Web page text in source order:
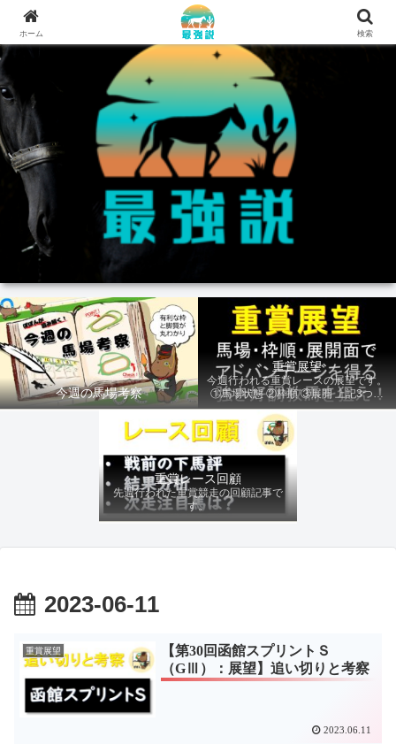
今週の馬場考察
重賞展望
今週行われる重賞レースの展望です。
①馬場状態 ②枠順 ③展開 上記3つの
ファクターから有利にレースを運べる
馬を導き、追い切りの動きを加味して
最終評価を下します。
重賞レース回顧
先週行われた重賞競走の回顧記事で
す。
2023-06-11
重賞展望
【第30回函館スプリントＳ
（GⅢ）：展望】追い切りと考察
2023.06.11
ホーム 検索